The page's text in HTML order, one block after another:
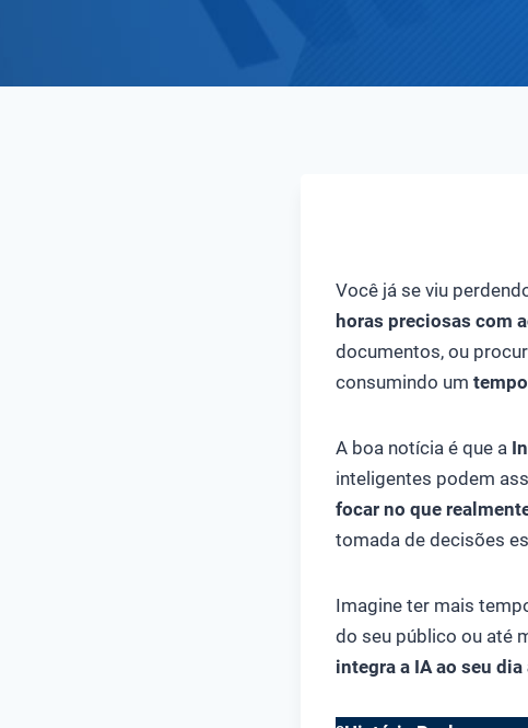
Você já se viu
horas preciosas com
documentos, ou
consumindo um
A boa notícia é que a
inteligentes podem
focar no que
tomada de decisões
Imagine ter mais
do seu público ou até
integra a IA ao seu